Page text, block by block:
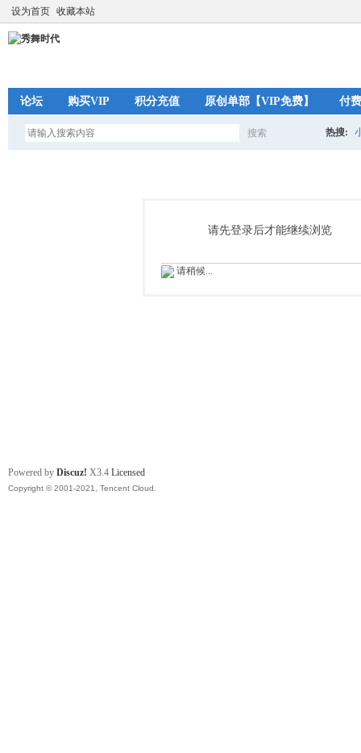
设为首页 收藏本站
论坛 购买VIP 积分充值 原创单部【VIP免费】 付
搜索
索
热搜:
请先登录后才能继续浏览
请稍候...
Powered by Discuz! X3.4 Licensed
Copyright © 2001-2021, Tencent Cloud.